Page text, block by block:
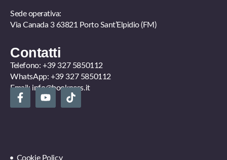
Sede operativa:
Via Canada 3 63821 Porto Sant’Elpidio (FM)
Contatti
Telefono: +39 327 5850112
WhatsApp: +39 327 5850112
Email:info@bookness.it
Cookie Policy